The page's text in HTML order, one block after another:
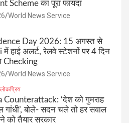
Scheme का पूरा फायदा
World News Service
Day 2026: 15 अगस्त से
हाई अलर्ट, रेलवे स्टेशनों पर 4 दिन
Checking
World News Service
लोकप्रिय
Counterattack: ‘देश को गुमराह
गांधी’, बोले- सदन चले तो हर सवाल
को तैयार सरकार